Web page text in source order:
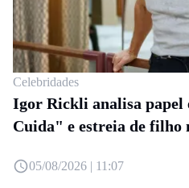
Celebridades
Igor Rickli analisa papel
Cuida" e estreia de filho
05/08/2026 | 11:07